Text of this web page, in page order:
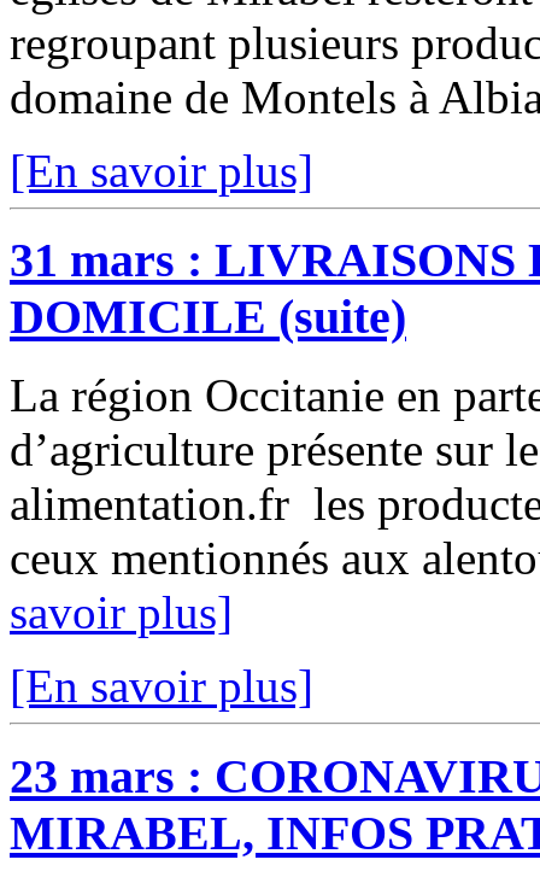
regroupant plusieurs
domaine de Montels à
[En savoir plus]
31 mars : LIVRAISONS
DOMICILE (suite)
La région Occitanie en
d’agriculture présente sur
alimentation.fr les
ceux mentionnés aux
savoir plus]
[En savoir plus]
23 mars :
MIRABEL, INFOS